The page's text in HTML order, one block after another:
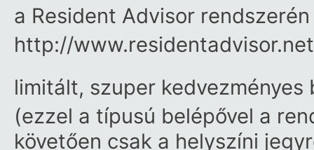
a Resident Advisor
http://
limitált, szuper kedvezményes
(ezzel a típusú belépővel a
követően csak a helyszíni